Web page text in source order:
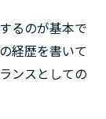
るのが基本で
経歴を書いて
ンスとしての